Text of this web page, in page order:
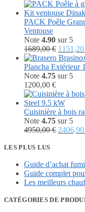
PACK Poêle
Ventouse
Note 4.90 sur 5
1689,00€ Le
prix
initial
était :
1151,20
Plancha Extérieur
Note 4.75 sur 5
1200,00 €
Cuisinière à bois
Note 4.75 sur 5
4950,00€ Le
4950,00
2406,90
LES PLUS LUS
Guide d’achat
Guide complet
Les meilleurs
CATÉGORIES DE